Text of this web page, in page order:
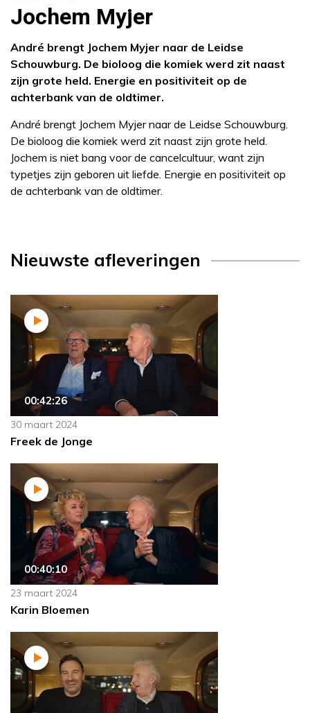
Jochem Myjer
André brengt Jochem Myjer naar de Leidse
Schouwburg. De bioloog die komiek werd zit naast
zijn grote held. Energie en positiviteit op de
achterbank van de oldtimer.
André brengt Jochem Myjer naar de Leidse Schouwburg.
De bioloog die komiek werd zit naast zijn grote held.
Jochem is niet bang voor de cancelcultuur, want zijn
typetjes zijn geboren uit liefde. Energie en positiviteit op
de achterbank van de oldtimer.
Nieuwste afleveringen
00:42:26
30 maart 2024
Freek de Jonge
00:40:10
23 maart 2024
Karin Bloemen